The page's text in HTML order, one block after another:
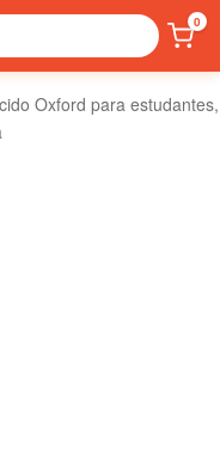
Oxford para estudantes,
0